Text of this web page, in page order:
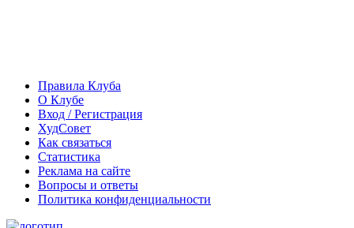
Правила Клуба
О Клубе
Вход / Регистрация
ХудСовет
Как связаться
Статистика
Реклама на сайте
Вопросы и ответы
Политика конфиденциальности